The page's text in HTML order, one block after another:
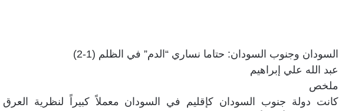
السودان وجنوب السودان: حتاما نساري “الدم” في الظلم (1-2)
عبد الله علي إبراهيم
ملخص
كانت دولة جنوب السودان كإقليم في السودان معملاً كبيراً لنظرية